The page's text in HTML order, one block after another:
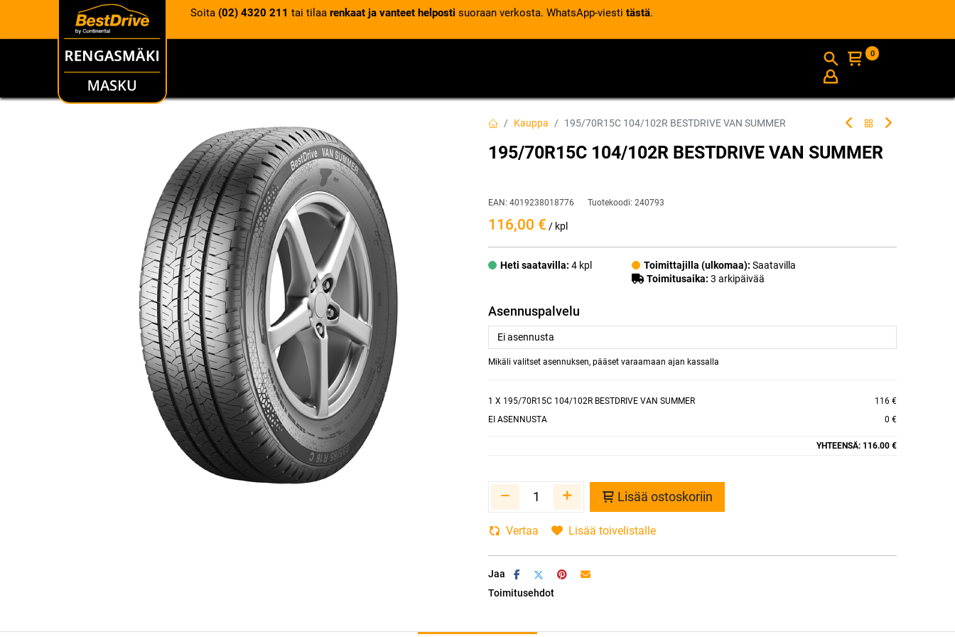
Soita (02) 4320 211 tai tilaa renkaat ja vanteet helposti suoraan verkosta. WhatsApp-viesti tästä.
RENKAAT INFO
0
Kauppa 195/70R15C 104/102R BESTDRIVE VAN SUMMER
195/70R15C 104/102R BESTDRIVE VAN SUMMER
EAN: 4019238018776 Tuotekoodi: 240793
116,00 € / kpl
Heti saatavilla: 4 kpl Toimittajilla (ulkomaa): Saatavilla
Toimitusaika: 3 arkipäivää
Asennuspalvelu
Mikäli valitset asennuksen, pääset varaamaan ajan kassalla
1 X 195/70R15C 104/102R BESTDRIVE VAN SUMMER
116 €
EI ASENNUSTA
0 €
YHTEENSÄ: 116.00 €
Lisää ostoskoriin
Vertaa Lisää toivelistalle
Jaa
Toimitusehdot